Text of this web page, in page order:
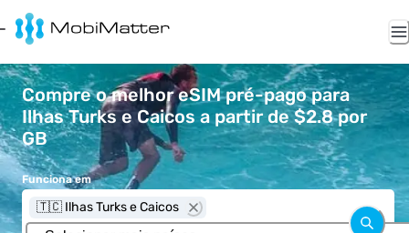
Compre o melhor eSIM pré-pago para
Ilhas Turks e Caicos a partir de $2.8 por
GB
Funciona em
🇹🇨 Ilhas Turks e Caicos